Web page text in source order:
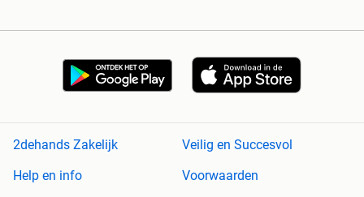
2dehands Zakelijk
Veilig en Succesvol
Help en info
Voorwaarden